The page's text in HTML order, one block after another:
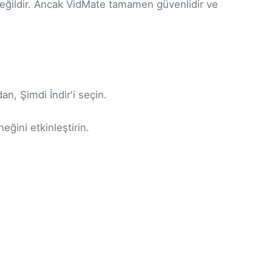
Ancak VidMate tamamen güvenlidir ve
Şimdi İndir'i seçin.
etkinleştirin.